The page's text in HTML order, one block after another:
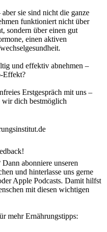
sie sind nicht die ganze
funktioniert nicht über
sondern über einen gut
einen aktiven
und effektiv abnehmen –
Effekt?
Erstgespräch mit uns –
wir dich bestmöglich
abonniere unseren
und hinterlasse uns gerne
Apple Podcasts. Damit hilfst
mit diesen wichtigen
mehr Ernährungstipps: